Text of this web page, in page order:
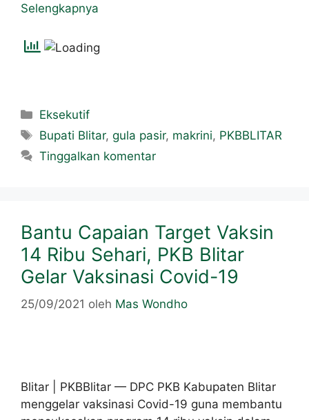
Selengkapnya
Eksekutif
Bupati Blitar,gula pasir, makrini, PKBBLITAR
Tinggalkan komentar
Bantu Capaian Target Vaksin
14 Ribu Sehari, PKB Blitar
Gelar Vaksinasi Covid-19
25/09/2021 oleh Mas Wondho
Blitar | PKBBlitar — DPC PKB Kabupaten Blitar
menggelar vaksinasi Covid-19 guna membantu